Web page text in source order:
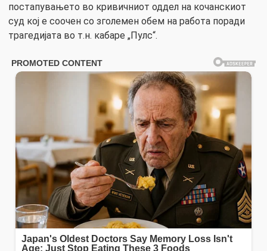
постапувањето во кривичниот оддел на кочанскиот
суд кој е соочен со зголемен обем на работа поради
трагедијата во т.н. кабаре „Пулс“.